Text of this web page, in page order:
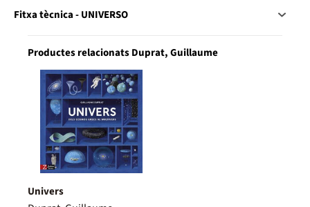
Fitxa tècnica - UNIVERSO
Productes relacionats Duprat, Guillaume
Univers